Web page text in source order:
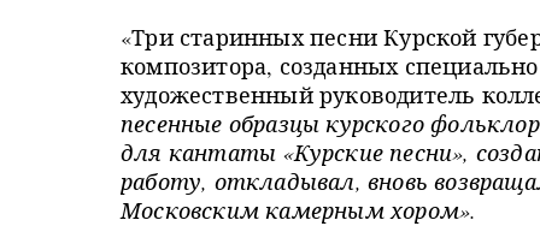
«Три старинных песни Курской
композитора, созданных
художественный руководитель
песенные образцы курского
для кантаты «Курские песни»,
работу, откладывал, вновь
Московским камерным хором».